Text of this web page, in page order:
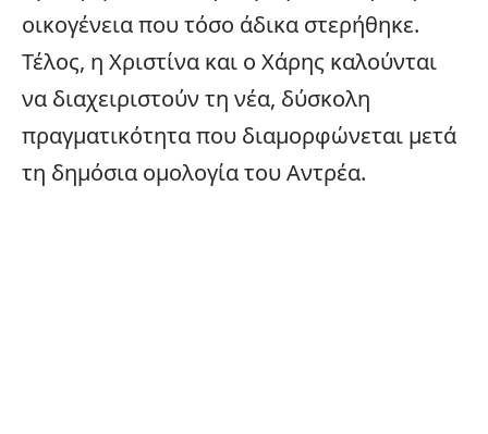
οικογένειαπου τόσο άδικα στερήθηκε.
Τέλος, η Χριστίνα και ο Χάρης καλούνται
να διαχειριστούν τη νέα, δύσκολη
πραγματικότητα που διαμορφώνεται μετά
τη δημόσια ομολογία του Αντρέα.